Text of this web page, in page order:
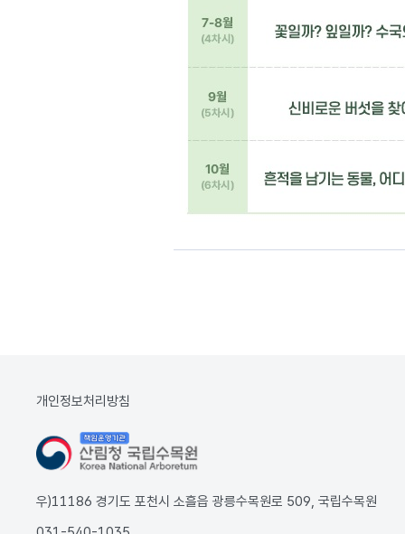
개인정보처리방침
우)11186 경기도 포천시 소흘읍 광릉수목원로 509, 국립수목원